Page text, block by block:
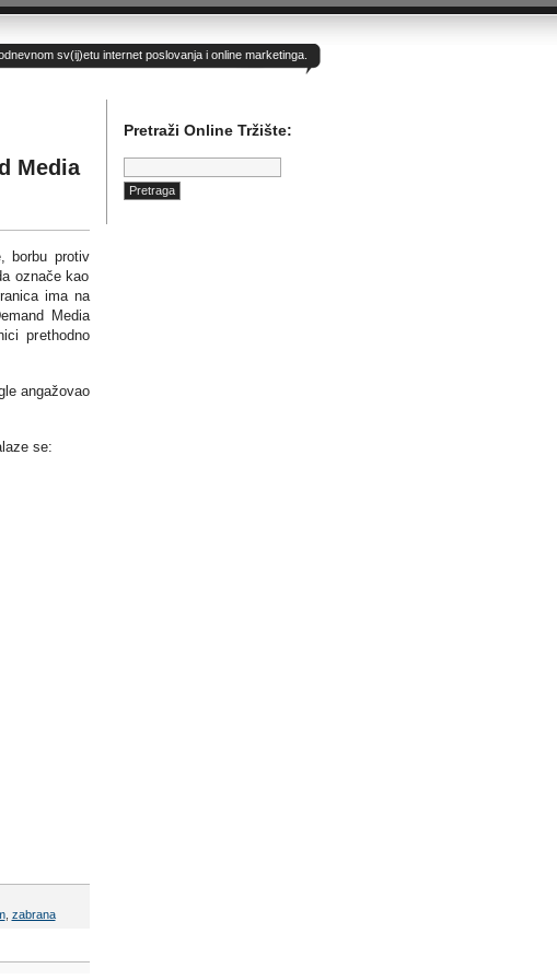
sv(ij)etu internet poslovanja i online marketinga.
Media
borbu protiv
označe kao
ima na
Media
prethodno
angažovao
se:
, zabrana
Pretraži Online Tržište:
Pretraga: